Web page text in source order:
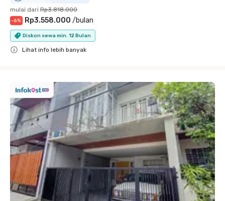
mulai dari Rp3.818.000
-6% Rp3.558.000 /bulan
Diskon sewa min. 12 Bulan
Lihat info lebih banyak